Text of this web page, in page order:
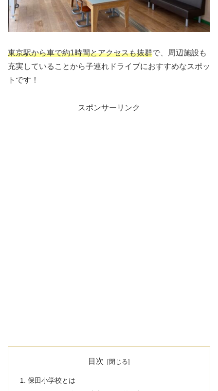
東京駅から車で約1時間とアクセスも抜群で、周辺施設も
充実していることから子連れドライブにおすすめなスポッ
トです！
スポンサーリンク
目次
保田小学校とは